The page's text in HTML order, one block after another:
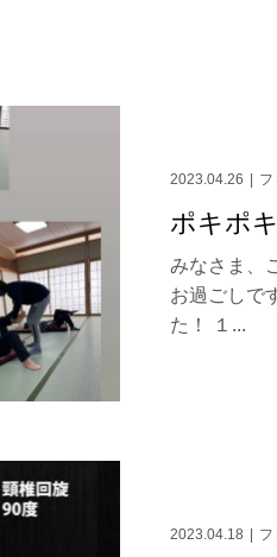
2023.04.26 フ
ポキポ
みなさま、
お過ごしで
た！ １...
2023.04.18 フ